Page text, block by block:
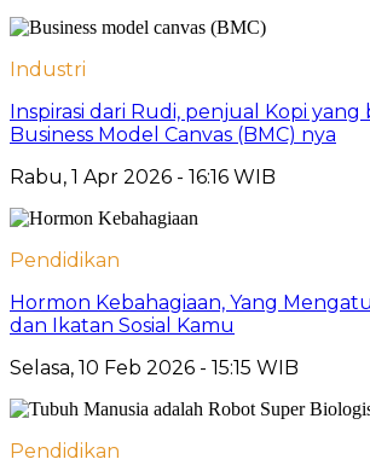
Industri
Inspirasi dari Rudi, penjual Kopi
Business Model Canvas (BMC) nya
Rabu, 1 Apr 2026 - 16:16 WIB
Pendidikan
Hormon Kebahagiaan, Yang
dan Ikatan Sosial Kamu
Selasa, 10 Feb 2026 - 15:15 WIB
Pendidikan